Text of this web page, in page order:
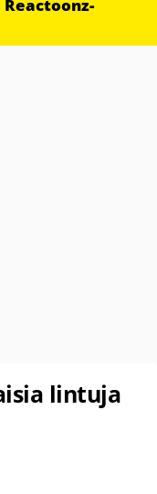
lintuja